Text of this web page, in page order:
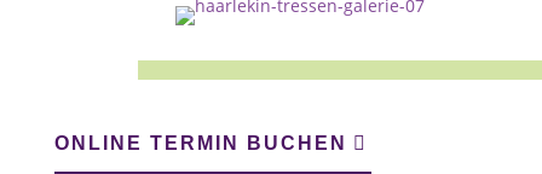
ONLINE TERMIN BUCHEN